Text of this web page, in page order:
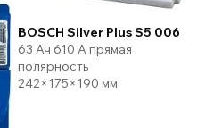
BOSCH Silver Plus S5 006
63 Ач 610 А прямая
полярность
242×175×190 мм